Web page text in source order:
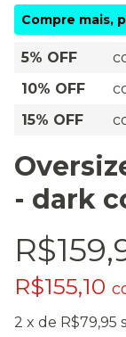
Compre mais,
5% OFF
10% OFF
15% OFF
- dark
R$155,10
2 x de R$79,95